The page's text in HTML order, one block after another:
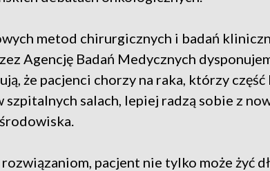
metod chirurgicznych i badań
Agencję Badań Medycznych
że pacjenci chorzy na raka, którzy
szpitalnych salach, lepiej radzą sobie z
pacjent nie tylko może żyć